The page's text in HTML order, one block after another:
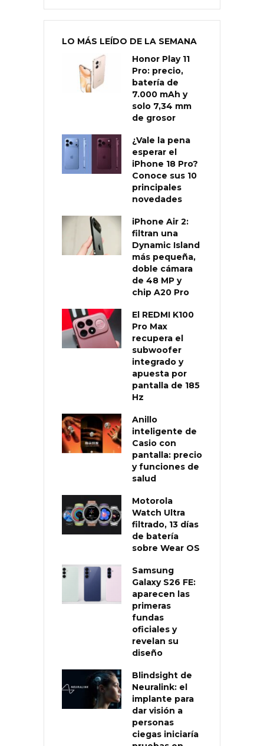
LO MÁS LEÍDO DE LA SEMANA
Honor Play 11
Pro: precio,
batería de
7.000 mAh y
solo 7,34 mm
de grosor
¿Vale la pena
esperar el
iPhone 18 Pro?
Conoce sus 10
principales
novedades
iPhone Air 2:
filtran una
Dynamic Island
más pequeña,
doble cámara
de 48 MP y
chip A20 Pro
El REDMI K100
Pro Max
recupera el
subwoofer
integrado y
apuesta por
pantalla de 185
Hz
Anillo
inteligente de
Casio con
pantalla: precio
y funciones de
salud
Motorola
Watch Ultra
filtrado, 13 días
de batería
sobre Wear OS
Samsung
Galaxy S26 FE:
aparecen las
primeras
fundas
oficiales y
revelan su
diseño
Blindsight de
Neuralink: el
implante para
dar visión a
personas
ciegas iniciaría